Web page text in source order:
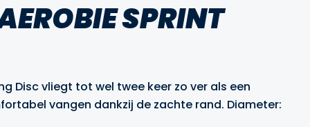
SPRINT
Disc vliegt tot wel twee keer zo ver als een
vangen dankzij de zachte rand. Diameter: